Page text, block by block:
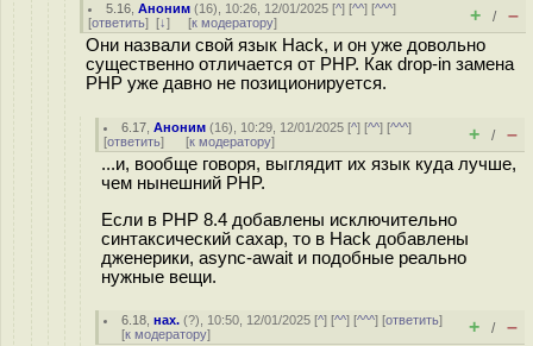
5.16 ,Аноним (16), 10:26, 12/01/2025 [^] [^^] [^^^]
[ответить] [↓] [к модератору] + / –
Они назвали свой язык Hack, и он уже довольно
существенно отличается от PHP. Как drop-in замена
PHP уже давно не позиционируется.
6.17 ,Аноним (16), 10:29, 12/01/2025 [^] [^^] [^^^]
[ответить] [к модератору] + / –
...и, вообще говоря, выглядит их язык куда лучше,
чем нынешний PHP.
Если в PHP 8.4 добавлены исключительно
синтаксический сахар, то в Hack добавлены
дженерики, async-await и подобные реально
нужные вещи.
6.18 ,нах. (?), 10:50, 12/01/2025 [^] [^^] [^^^] [ответить]
[к модератору] + / –